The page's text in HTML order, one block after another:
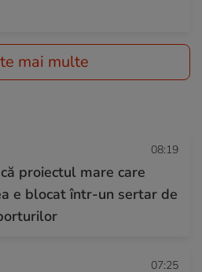
mai multe
08:19
proiectul mare care
e blocat într-un sertar de
07:25